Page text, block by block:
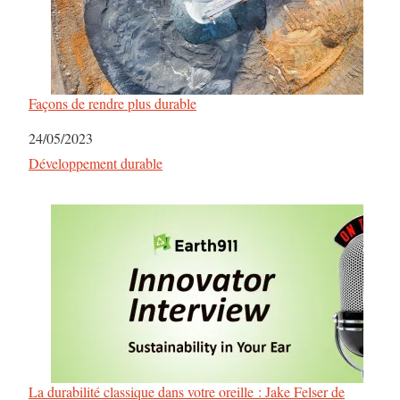
Façons de rendre plus durable
Date
24/05/2023
Par rapport à
Développement durable
La durabilité classique dans votre oreille : Jake Felser de